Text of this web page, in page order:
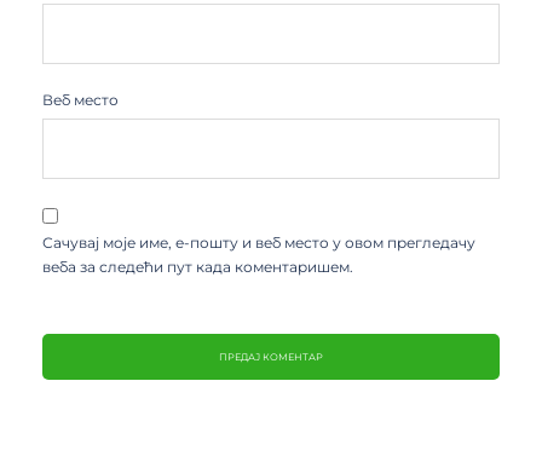
Веб место
Сачувај моје име, е-пошту и веб место у овом прегледачу
веба за следећи пут када коментаришем.